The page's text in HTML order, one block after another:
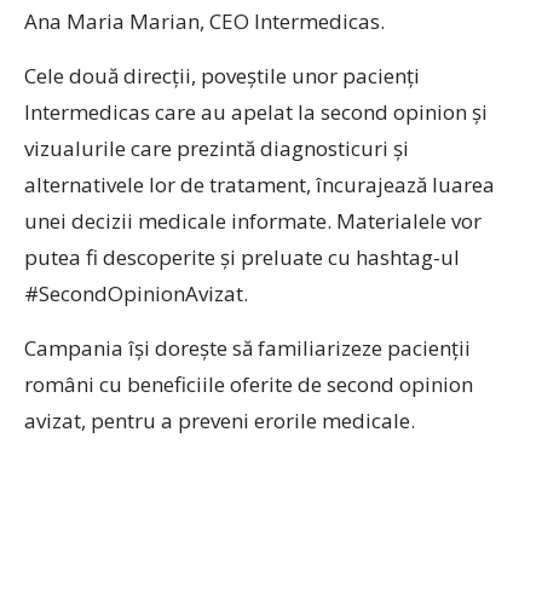
Ana Maria Marian, CEO Intermedicas.
Cele două direcții, poveștile unor pacienți
Intermedicas care au apelat la second opinion și
vizualurile care prezintă diagnosticuri și
alternativele lor de tratament, încurajează luarea
unei decizii medicale informate. Materialele vor
putea fi descoperite și preluate cu hashtag-ul
#SecondOpinionAvizat.
Campania își dorește să familiarizeze pacienții
români cu beneficiile oferite de second opinion
avizat, pentru a preveni erorile medicale.